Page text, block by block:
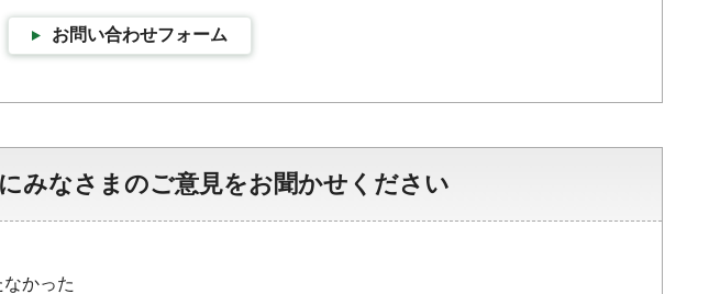
お問い合わせフォーム
みなさまのご意見をお聞かせください
かった